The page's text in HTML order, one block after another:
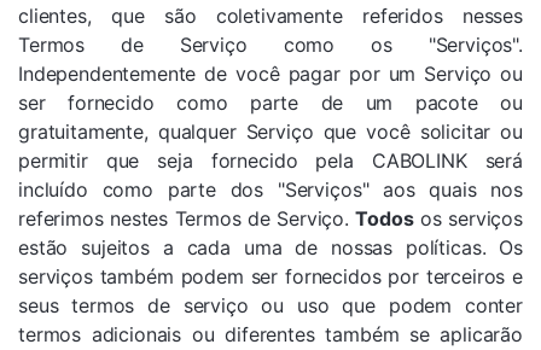
clientes, que são coletivamente referidos nesses
Termos de Serviço como os "Serviços".
Independentemente de você pagar por um Serviço ou
ser fornecido como parte de um pacote ou
gratuitamente, qualquer Serviço que você solicitar ou
permitir que seja fornecido pela CABOLINK será
incluído como parte dos "Serviços" aos quais nos
referimos nestes Termos de Serviço.Todosos serviços
estão sujeitos a cada uma de nossas políticas. Os
serviços também podem ser fornecidos por terceiros e
seus termos de serviço ou uso que podem conter
termos adicionais ou diferentes também se aplicarão